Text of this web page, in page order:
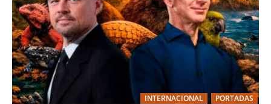
INTERNACIONAL PORTADAS